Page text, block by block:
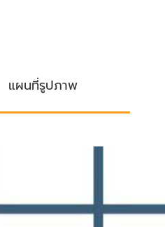
แผนที่รูปภาพ